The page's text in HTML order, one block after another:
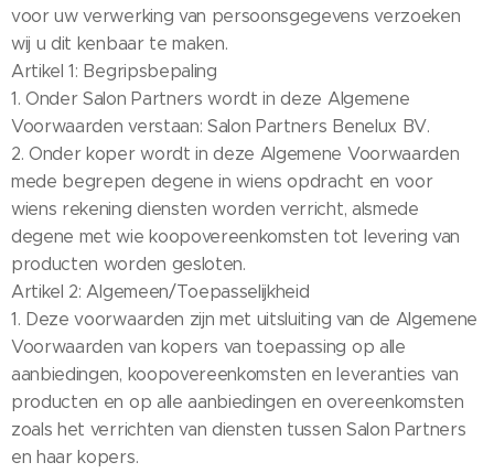
voor uw verwerking van persoonsgegevens verzoeken
wij u dit kenbaar te maken.
Artikel 1: Begripsbepaling
1. Onder Salon Partners wordt in deze Algemene
Voorwaarden verstaan: Salon Partners Benelux BV.
2. Onder koper wordt in deze Algemene Voorwaarden
mede begrepen degene in wiens opdracht en voor
wiens rekening diensten worden verricht, alsmede
degene met wie koopovereenkomsten tot levering van
producten worden gesloten.
Artikel 2: Algemeen/Toepasselijkheid
1. Deze voorwaarden zijn met uitsluiting van de Algemene
Voorwaarden van kopers van toepassing op alle
aanbiedingen, koopovereenkomsten en leveranties van
producten en op alle aanbiedingen en overeenkomsten
zoals het verrichten van diensten tussen Salon Partners
en haar kopers.